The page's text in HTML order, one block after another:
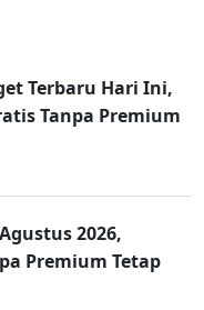
Terbaru Hari Ini,
Tanpa Premium
2026,
Premium Tetap